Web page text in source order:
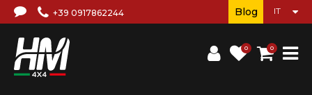
+39 0917862244
0 0
Blog